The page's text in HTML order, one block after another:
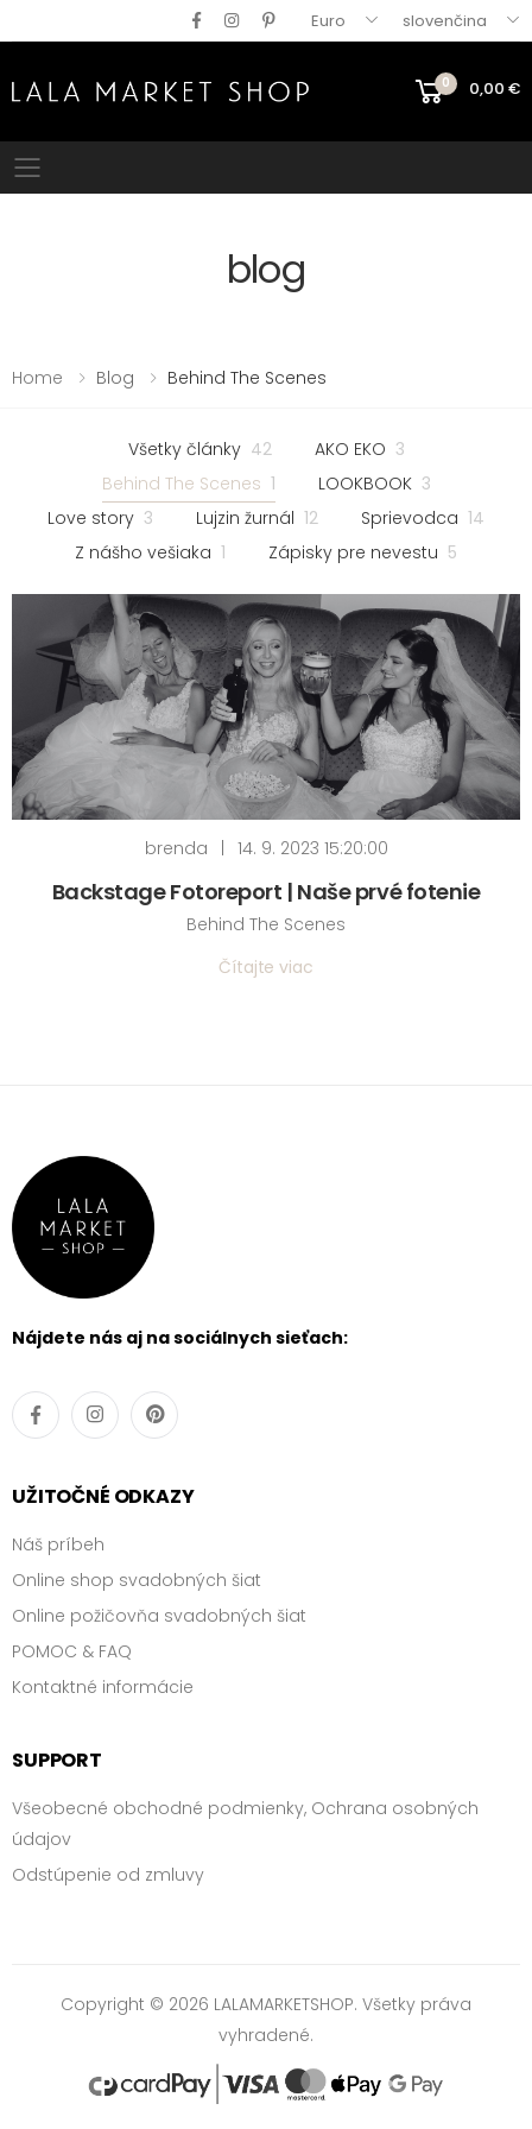
Euro slovenčina
0 0,00 €
Mobile menu
blog
Home Blog Behind The Scenes
Všetky články 42 AKO EKO 3
Behind The Scenes 1 LOOKBOOK 3
Love story 3 Lujzin žurnál 12 Sprievodca 14
Z nášho vešiaka 1 Zápisky pre nevestu 5
brenda | 14. 9. 2023 15:20:00
Backstage Fotoreport | Naše prvé fotenie
Behind The Scenes
Čítajte viac
Nájdete nás aj na sociálnych sieťach:
UŽITOČNÉ ODKAZY
Náš príbeh
Online shop svadobných šiat
Online požičovňa svadobných šiat
POMOC & FAQ
Kontaktné informácie
SUPPORT
Všeobecné obchodné podmienky, Ochrana osobných
údajov
Odstúpenie od zmluvy
Copyright © 2026 LALAMARKETSHOP. Všetky práva
vyhradené.